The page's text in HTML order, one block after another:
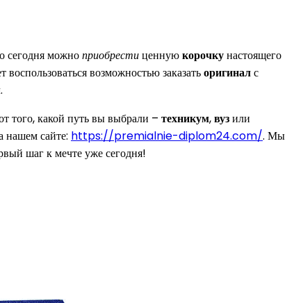
сегодня можноприобрестиценнуюкорочкунастоящего
возможностью заказатьоригиналс
.
того, какой путь вы выбрали – техникум,вузили
нашем сайте: https://premialnie-diplom24.com/. Мы
шаг к мечте уже сегодня!